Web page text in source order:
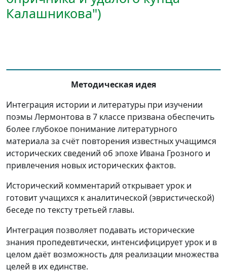
Калашникова")
Методическая идея
Интеграция истории и литературы при изучении
поэмы Лермонтова в 7 классе призвана обеспечить
более глубокое понимание литературного
материала за счёт повторения известных учащимся
исторических сведений об эпохе Ивана Грозного и
привлечения новых исторических фактов.
Исторический комментарий открывает урок и
готовит учащихся к аналитической (эвристической)
беседе по тексту третьей главы.
Интеграция позволяет подавать исторические
знания пропедевтически, интенсифицирует урок и в
целом даёт возможность для реализации множества
целей в их единстве.